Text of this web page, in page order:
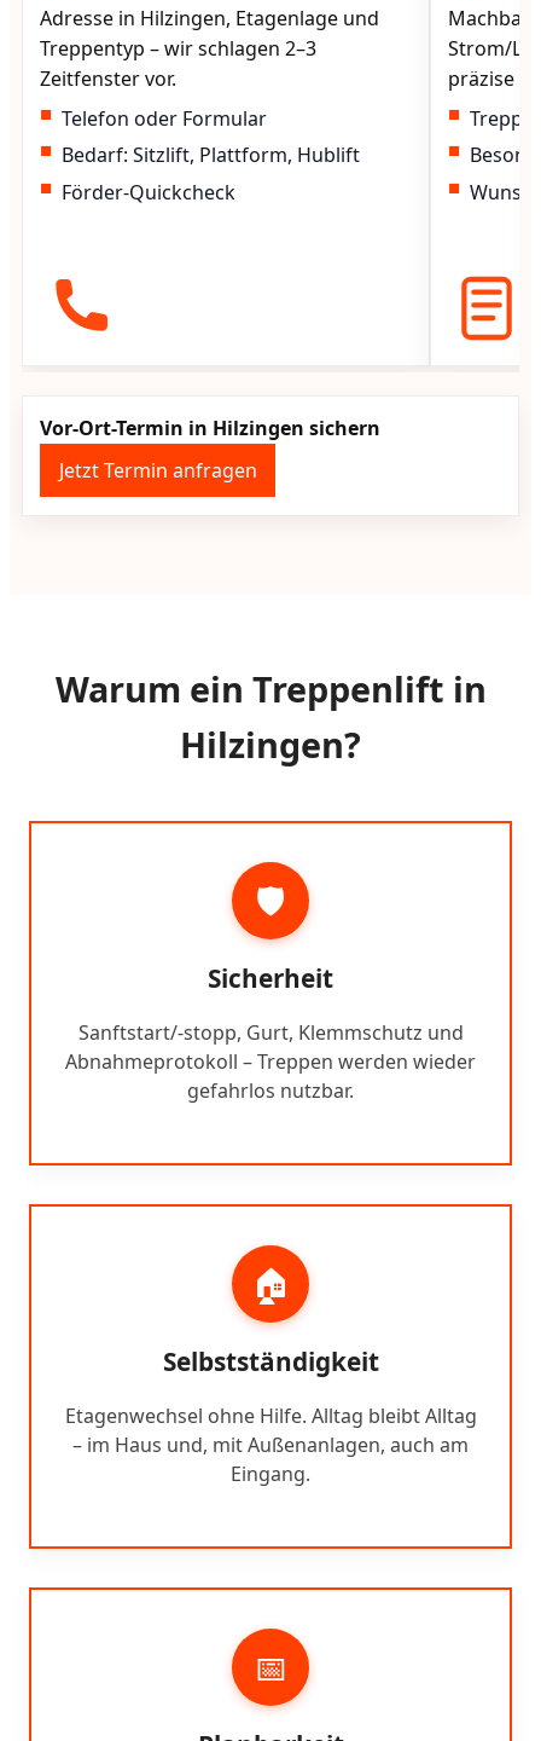
Adresse in Hilzingen, Etagenlage und
Treppentyp – wir schlagen 2–3
Zeitfenster vor.
Telefon oder Formular
Bedarf: Sitzlift, Plattform, Hublift
Förder-Quickcheck
Strom/
präzise
Vor-Ort-Termin in Hilzingen sichern
Jetzt Termin anfragen
Warum ein Treppenlift in
Hilzingen?
🛡️
Sicherheit
Sanftstart/-stopp, Gurt, Klemmschutz und
Abnahmeprotokoll – Treppen werden wieder
gefahrlos nutzbar.
🏠
Selbstständigkeit
Etagenwechsel ohne Hilfe. Alltag bleibt Alltag
– im Haus und, mit Außenanlagen, auch am
Eingang.
📅